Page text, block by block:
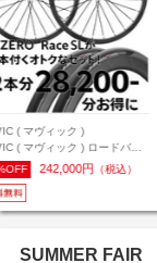
( マヴィック )
( マヴィック ) ロードバイ
イール(ディスクブレーキ用)
( コスミック ) SLR 32
前後セット/シマノHG + ピレ
ZERO Race SL 26c タイヤ
242,000円 （税込）
SUMMER FAIR